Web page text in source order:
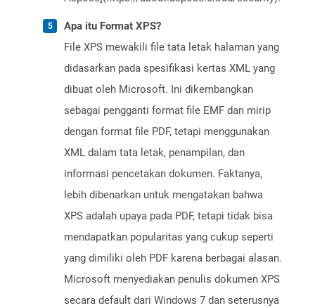
Apa itu Format XPS?
File XPS mewakili file tata letak halaman yang
didasarkan pada spesifikasi kertas XML yang
dibuat oleh Microsoft. Ini dikembangkan
sebagai pengganti format file EMF dan mirip
dengan format file PDF, tetapi menggunakan
XML dalam tata letak, penampilan, dan
informasi pencetakan dokumen. Faktanya,
lebih dibenarkan untuk mengatakan bahwa
XPS adalah upaya pada PDF, tetapi tidak bisa
mendapatkan popularitas yang cukup seperti
yang dimiliki oleh PDF karena berbagai alasan.
Microsoft menyediakan penulis dokumen XPS
secara default dari Windows 7 dan seterusnya